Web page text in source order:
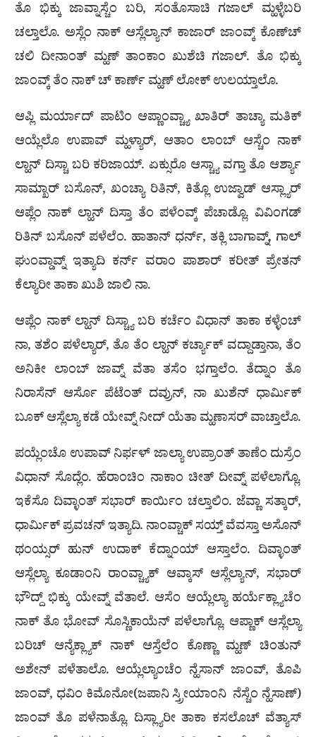
ತೊ ಭಿಕ್ಕು ಜಾವ್ನಾಸ್ಚೆಂ ಬರಿ, ಸಂತೊಸಾಚಿ ಗಜಾಲ್ ಮ್ಹಳ್ಳೆಬರಿ
ಚಲ್ತಾಲೊ. ಅಸ್ಲೆಂ ನಾಕ್ ಆಸ್ಲೆಲ್ಯಾನ್ ಕಾಜಾರ್ ಜಾಂವ್ಕ್ ಕೊಣ್‌ಚ್
ಚಲಿ ದೀನಾಂತ್ ಮ್ಹಣ್ ತಾಂಕಾಂ ಖುಶೆಚಿ ಗಜಾಲ್. ತೊ ಭಿಕ್ಕು
ಜಾಂವ್ಕ್ ತೆಂ ನಾಕ್ ಚ್ ಕಾರ್ಣ್ ಮ್ಹಣ್ ಲೋಕ್ ಉಲಯ್ತಾಲೊ.
ಆಪ್ಲಿ ಮರ್ಯಾದ್ ಪಾಟಿಂ ಆಪ್ಣಾಂವ್ಚ್ಯಾ ಖಾತಿರ್ ತಾಚ್ಯಾ ಮತಿಕ್
ಆಯ್ಲೆಲೊ ಉಪಾವ್ ಮ್ಹಳ್ಯಾರ್, ಆತಾಂ ಲಾಂಬ್ ಆಸ್ಚೆಂ ನಾಕ್
ಲ್ಹಾನ್ ದಿಸ್ಚಾ ಬರಿ ಕರಿಜಾಯ್. ಏಕ್ಸುರೊ ಆಸ್ಚ್ಯಾ ವಗ್ತಾ ತೊ ಆರ್ಶ್ಯಾ
ಸಾಮ್ಖಾರ್ ಬಸೊನ್, ಖಂಚ್ಯಾ ರಿತಿನ್, ಕಿತ್ಲೊ ಉಜ್ವಾಡ್ ಆಸ್ಲ್ಯಾರ್
ಆಪ್ಲೆಂ ನಾಕ್ ಲ್ಹಾನ್ ದಿಸ್ತಾ ತೆಂ ಪಳೆಂವ್ಕ್ ಪೆಚಾಡ್ಲೊ. ವಿವಿಂಗಡ್
ರಿತಿನ್ ಬಸೊನ್ ಪಳೆಲೆಂ. ಹಾತಾನ್ ಧರ್ನ್, ತಕ್ಲಿ ಬಾಗಾವ್ನ್, ಗಾಲ್
ಘುಂವ್ಡಾವ್ನ್ ಇತ್ಯಾದಿ ಕರ್ನ್ ವರಾಂ ಪಾಶಾರ್ ಕರೀತ್ ಪ್ರೇತನ್
ಕೆಲ್ಯಾರೀ ತಾಕಾ ಖುಶಿ ಜಾಲಿ ನಾ.
ಆಪ್ಲೆಂ ನಾಕ್ ಲ್ಹಾನ್ ದಿಸ್ಚ್ಯಾ ಬರಿ ಕರ್ಚೆಂ ವಿಧಾನ್ ತಾಕಾ ಕಳ್ಳೆಂಚ್
ನಾ, ತಶೆಂ ಪಳೆಲ್ಯಾರ್, ತೊ ತೆಂ ಲ್ಹಾನ್ ಕರ್ಚ್ಯಾಕ್ ವದ್ದಾಡ್ತಾನಾ, ತೆಂ
ಅನಿಕೀ ಲಾಂಬ್ ಜಾವ್ನ್ ವೆತಾ ತಸೆಂ ಭಗ್ತಾಲೆಂ. ತೆದ್ನಾಂ ತೊ
ನಿರಾಸೆನ್ ಆರ್ಸೊ ಪೆಟೆಂತ್ ದವ್ರುನ್, ನಾ ಖುಶೆನ್ ಧಾರ್ಮಿಕ್
ಬೂಕ್ ಆಸ್ಲೆಲ್ಯಾ ಕಡೆ ಯೇವ್ನ್ ನೀದ್ ಯೆತಾ ಮ್ಹಣಾಸರ್ ವಾಚ್ತಾಲೊ.
ಪಯ್ಲೆಂಚೊ ಉಪಾವ್ ನಿರ್ಫಳ್ ಜಾಲ್ಯಾ ಉಪ್ರಾಂತ್ ತಾಣೆಂ ದುಸ್ರೆಂ
ವಿಧಾನ್ ಸೊದ್ಲೆಂ. ಹೆರಾಂಚಿಂ ನಾಕಾಂ ಚೀತ್ ದೀವ್ನ್ ಪಳೆಲಾಗ್ಲೊ.
ಇಕೆಸೊ ದಿವ್ಳಾಂತ್ ಸಭಾರ್ ಕಾರ್ಯಿಂ ಚಲ್ತಾಲಿಂ. ಜೆವ್ಣಾ ಸತ್ಕಾರ್,
ಧಾರ್ಮಿಕ್ ಪ್ರವಚನ್ ಇತ್ಯಾದಿ. ನಾಂವ್ಚಾಕ್ ಸಯ್ತ್ ವೆವಸ್ತಾ ಅಸೊನ್
ಥಂಯ್ಸರ್ ಹುನ್ ಉದಾಕ್ ಕೆದ್ನಾಂಯ್ ಆಸ್ತಾಲೆಂ. ದಿವ್ಳಾಂತ್
ಆಸ್ಲೆಲ್ಯಾ ಕೂಡಾಂನಿ ರಾಂವ್ಚ್ಯಾಕ್ ಆವ್ಕಾಸ್ ಆಸ್ಲೆಲ್ಯಾನ್, ಸಭಾರ್
ಭೌದ್ದ್ ಭಿಕ್ಕು ಯೇವ್ನ್ ವೆತಾಲೆ. ಆಸೆಂ ಆಯ್ಲೆಲ್ಯಾ ಹರ್ಯೆಕ್ಲ್ಯಾಚೆಂ
ನಾಕ್ ತೊ ಭೋವ್ ಸೊಸ್ಣಿಕಾಯೆನ್ ಪಳೆಲಾಗ್ಲೊ. ಆಪ್ಣಾಕ್ ಆಸ್ಲೆಲ್ಯಾ
ಬರಿಚ್ ಆನ್ಯೆಕ್ಲ್ಯಾಕ್ ನಾಕ್ ಆಸ್ತೆಲೆಂ ಕೊಣ್ಣಾ ಮ್ಹಣ್ ಚಿಂತುನ್
ಅಶೇನ್ ಪಳೆತಾಲೊ. ಆಯ್ಲೆಲ್ಯಾಂಚೆಂ ನ್ಹೆಸಾನ್ ಜಾಂವ್, ತೊಪಿ
ಜಾಂವ್, ಧವಿಂ ಕಿಮೊನೋ(ಜಪಾನಿ ಸ್ತ್ರೀಯಾಂನಿ ನೆಸ್ಚೆಂ ನ್ಹೆಸಾಣ್)
ಜಾಂವ್ ತೊ ಪಳೆನಾತ್ಲೊ. ದಿಸ್ಲ್ಯಾರೀ ತಾಕಾ ಕಸಲೊಚ್ ವೆತ್ಯಾಸ್